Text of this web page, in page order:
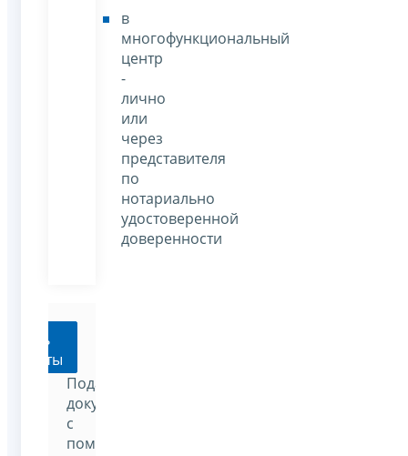
в
многофункциональный
центр
-
лично
или
через
представителя
по
нотариально
удостоверенной
доверенности
Подать
документы
с
помощью